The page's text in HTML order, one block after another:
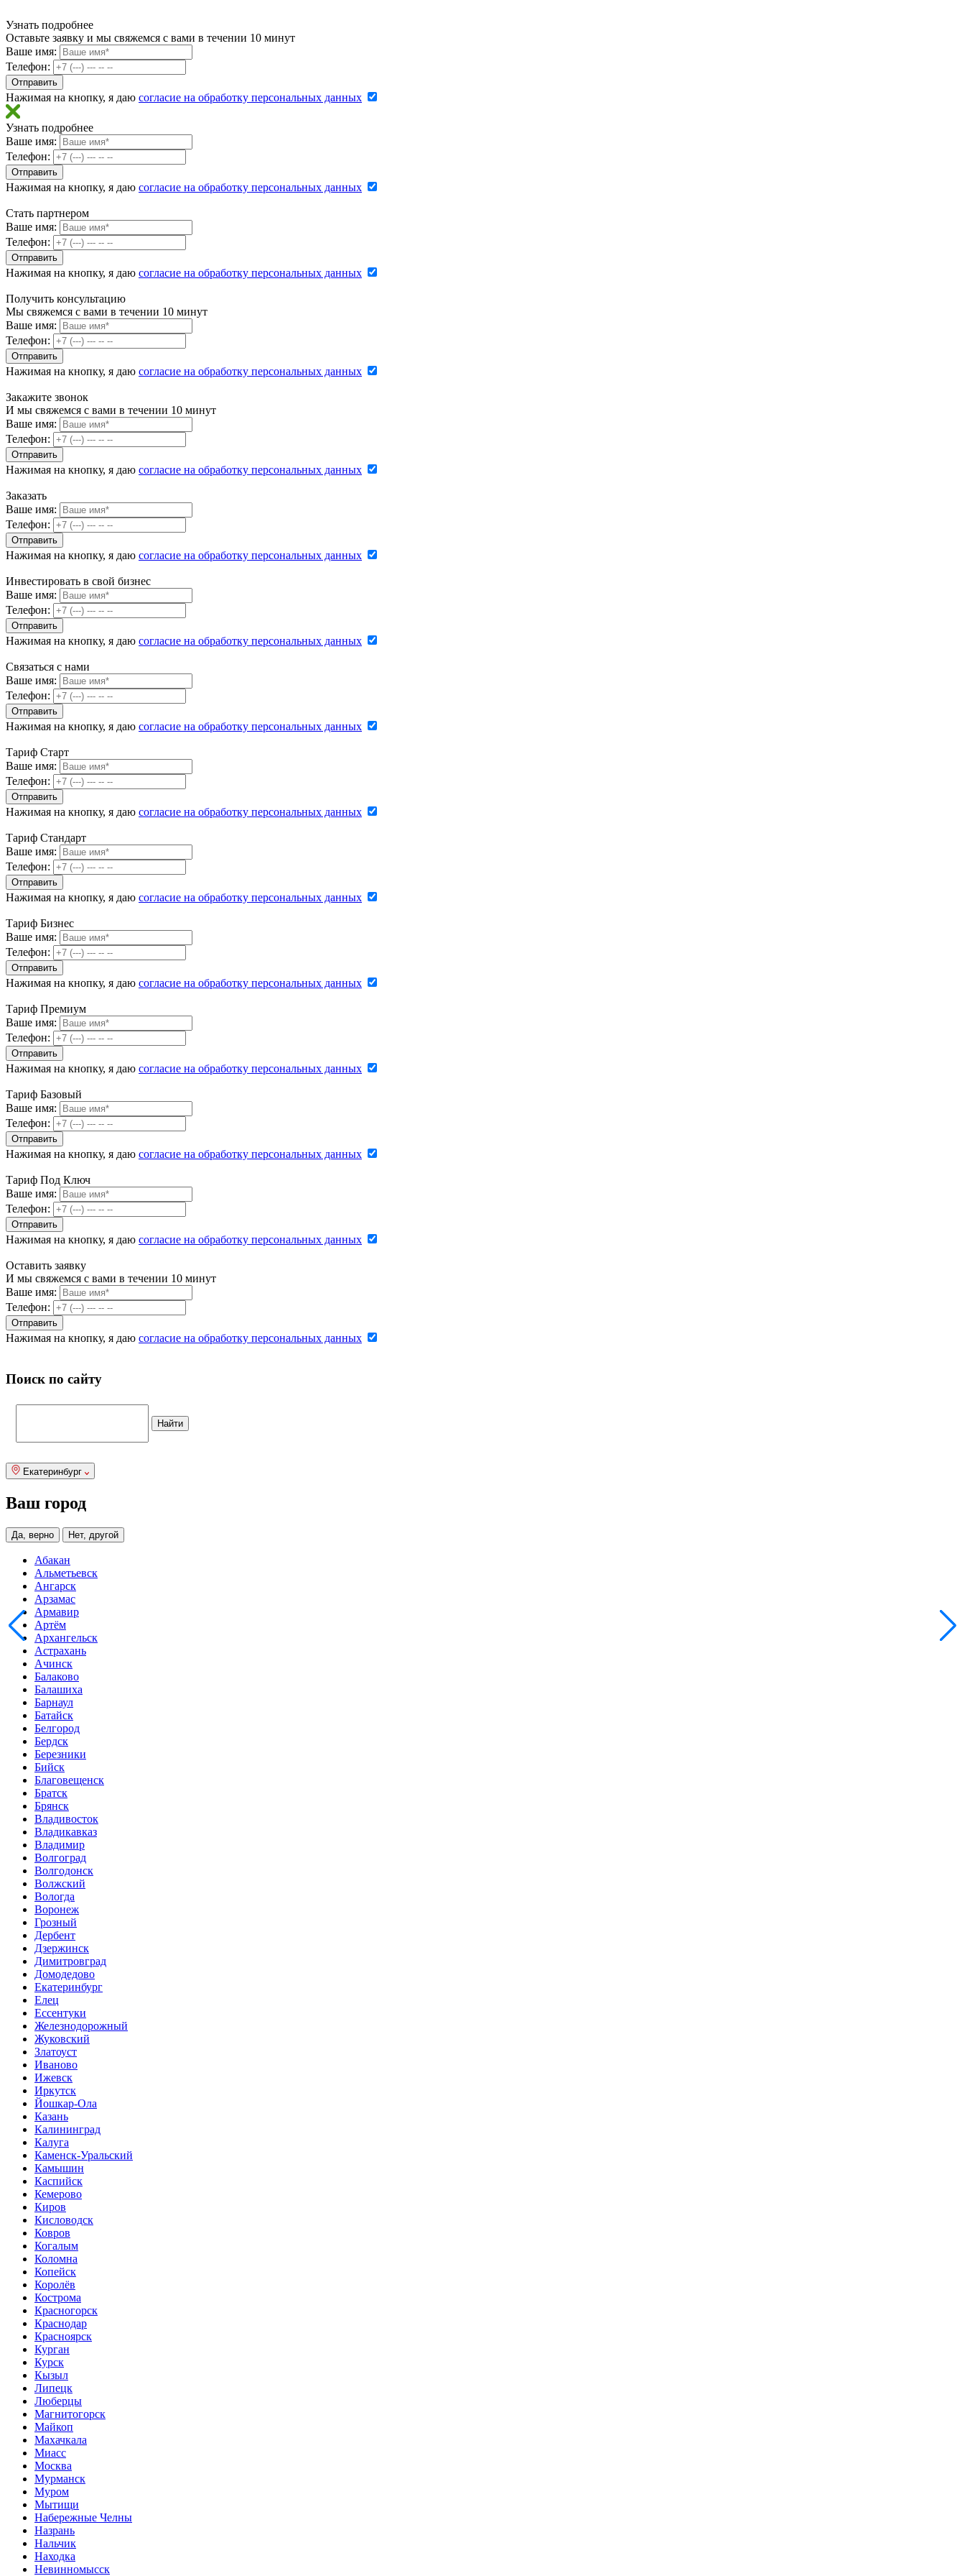
Узнать подробнее
Оставьте заявку и мы свяжемся с вами в течении 10 минут
Ваше имя:
Телефон:
Нажимая на кнопку, я даю согласие на обработку персональных данных
Узнать подробнее
Ваше имя:
Телефон:
Нажимая на кнопку, я даю согласие на обработку персональных данных
Стать партнером
Ваше имя:
Телефон:
Нажимая на кнопку, я даю согласие на обработку персональных данных
Получить консультацию
Мы свяжемся с вами в течении 10 минут
Ваше имя:
Телефон:
Нажимая на кнопку, я даю согласие на обработку персональных данных
Закажите звонок
И мы свяжемся с вами в течении 10 минут
Ваше имя:
Телефон:
Нажимая на кнопку, я даю согласие на обработку персональных данных
Заказать
Ваше имя:
Телефон:
Нажимая на кнопку, я даю согласие на обработку персональных данных
Инвестировать в свой бизнес
Ваше имя:
Телефон:
Нажимая на кнопку, я даю согласие на обработку персональных данных
Связаться с нами
Ваше имя:
Телефон:
Нажимая на кнопку, я даю согласие на обработку персональных данных
Тариф Старт
Ваше имя:
Телефон:
Нажимая на кнопку, я даю согласие на обработку персональных данных
Тариф Стандарт
Ваше имя:
Телефон:
Нажимая на кнопку, я даю согласие на обработку персональных данных
Тариф Бизнес
Ваше имя:
Телефон:
Нажимая на кнопку, я даю согласие на обработку персональных данных
Тариф Премиум
Ваше имя:
Телефон:
Нажимая на кнопку, я даю согласие на обработку персональных данных
Тариф Базовый
Ваше имя:
Телефон:
Нажимая на кнопку, я даю согласие на обработку персональных данных
Тариф Под Ключ
Ваше имя:
Телефон:
Нажимая на кнопку, я даю согласие на обработку персональных данных
Оставить заявку
И мы свяжемся с вами в течении 10 минут
Ваше имя:
Телефон:
Нажимая на кнопку, я даю согласие на обработку персональных данных
Поиск по сайту
Екатеринбург
Ваш город
Да, верно Нет, другой
Абакан
Альметьевск
Ангарск
Арзамас
Армавир
Артём
Архангельск
Астрахань
Ачинск
Балаково
Балашиха
Барнаул
Батайск
Белгород
Бердск
Березники
Бийск
Благовещенск
Братск
Брянск
Владивосток
Владикавказ
Владимир
Волгоград
Волгодонск
Волжский
Вологда
Воронеж
Грозный
Дербент
Дзержинск
Димитровград
Домодедово
Екатеринбург
Елец
Ессентуки
Железнодорожный
Жуковский
Златоуст
Иваново
Ижевск
Иркутск
Йошкар-Ола
Казань
Калининград
Калуга
Каменск-Уральский
Камышин
Каспийск
Кемерово
Киров
Кисловодск
Ковров
Когалым
Коломна
Копейск
Королёв
Кострома
Красногорск
Краснодар
Красноярск
Курган
Курск
Кызыл
Липецк
Люберцы
Магнитогорск
Майкоп
Махачкала
Миасс
Москва
Мурманск
Муром
Мытищи
Набережные Челны
Назрань
Нальчик
Находка
Невинномысск